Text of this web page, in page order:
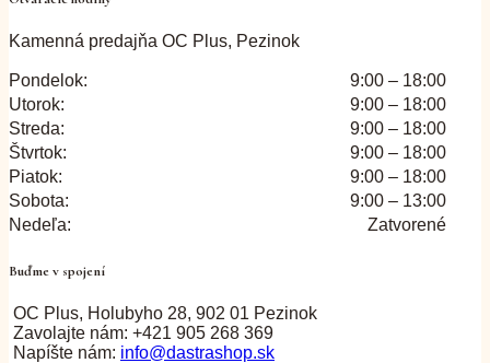
Kamenná predajňa OC Plus, Pezinok
Pondelok:
9:00 – 18:00
Utorok:
9:00 – 18:00
Streda:
9:00 – 18:00
Štvrtok:
9:00 – 18:00
Piatok:
9:00 – 18:00
Sobota:
9:00 – 13:00
Nedeľa:
Zatvorené
Buďme v spojení
OC Plus, Holubyho 28, 902 01 Pezinok
Zavolajte nám: +421 905 268 369
Napíšte nám: info@dastrashop.sk